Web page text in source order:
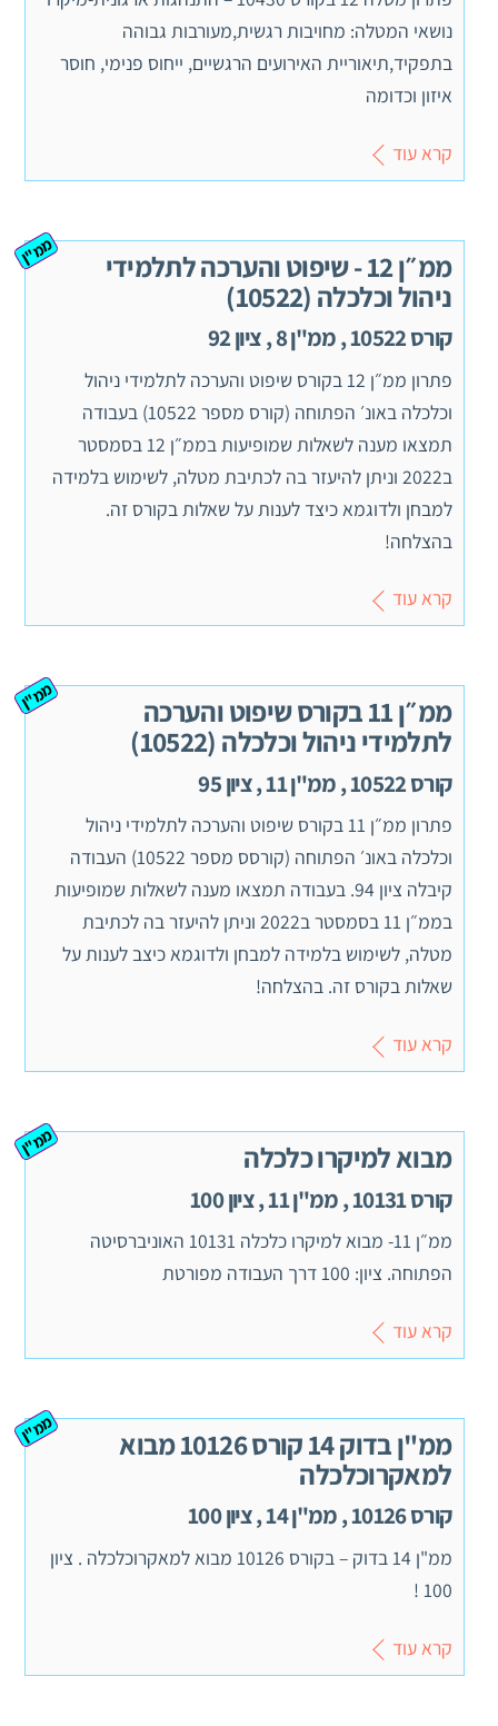
נושאי המטלה: מחויבות רגשית,מעורבות גבוהה
בתפקיד,תיאוריית האירועים הרגשיים, ייחוס פנימי, חוסר
איזון וכדומה
קרא עוד
ממ״ן 12 - שיפוט והערכה לתלמידי
ניהול וכלכלה (10522)
קורס 10522 , ממ"ן 8 , ציון 92
ממ"ן
פתרון ממ״ן 12 בקורס שיפוט והערכה לתלמידי ניהול
וכלכלה באונ׳ הפתוחה (קורס מספר 10522) בעבודה
תמצאו מענה לשאלות שמופיעות בממ״ן 12 בסמסטר
ב2022 וניתן להיעזר בה לכתיבת מטלה, לשימוש בלמידה
למבחן ולדוגמא כיצד לענות על שאלות בקורס זה.
בהצלחה!
קרא עוד
ממ״ן 11 בקורס שיפוט והערכה
לתלמידי ניהול וכלכלה (10522)
קורס 10522 , ממ"ן 11 , ציון 95
ממ"ן
פתרון ממ״ן 11 בקורס שיפוט והערכה לתלמידי ניהול
וכלכלה באונ׳ הפתוחה (קורסס מספר 10522) העבודה
קיבלה ציון 94. בעבודה תמצאו מענה לשאלות שמופיעות
בממ״ן 11 בסמסטר ב2022 וניתן להיעזר בה לכתיבת
מטלה, לשימוש בלמידה למבחן ולדוגמא כיצב לענות על
שאלות בקורס זה. בהצלחה!
קרא עוד
מבוא למיקרו כלכלה
קורס 10131 , ממ"ן 11 , ציון 100
ממ"ן
ממ״ן 11- מבוא למיקרו כלכלה 10131 האוניברסיטה
הפתוחה. ציון: 100 דרך העבודה מפורטת
קרא עוד
ממ"ן בדוק 14 קורס 10126 מבוא
למאקרוכלכלה
קורס 10126 , ממ"ן 14 , ציון 100
ממ"ן
ממ"ן 14 בדוק – בקורס 10126 מבוא למאקרוכלכלה . ציון
100 !
קרא עוד